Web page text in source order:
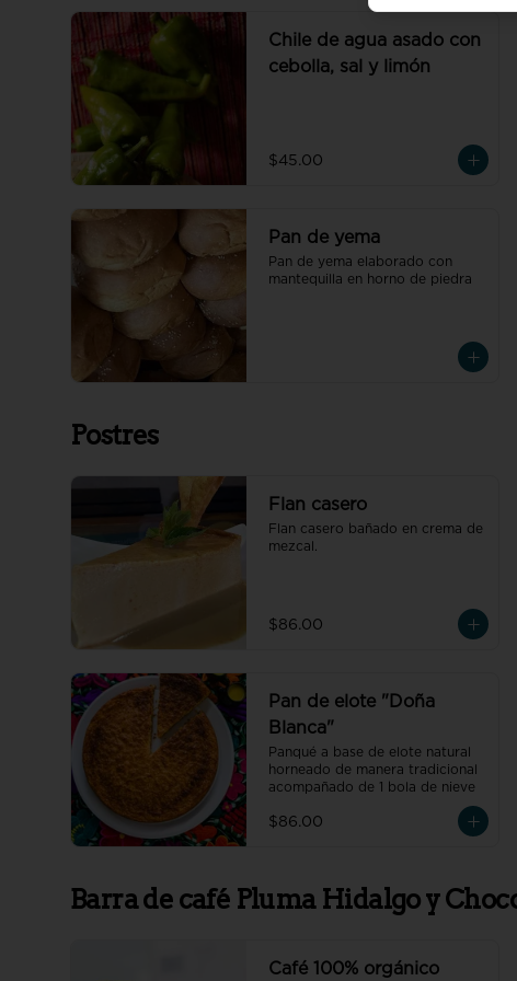
Chile de agua asado con
cebolla, sal y limón
$45.00
Pan de yema
Pan de yema elaborado con
mantequilla en horno de piedra
Postres
Flan casero
Flan casero bañado en crema de
mezcal.
$86.00
Pan de elote "Doña
Blanca"
Panqué a base de elote natural
horneado de manera tradicional
acompañado de 1 bola de nieve
$86.00
Barra de café Pluma Hidalgo y
Café 100% orgánico